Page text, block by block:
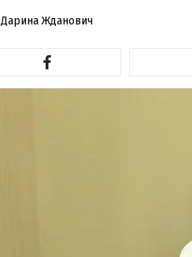
Дарина Жданович